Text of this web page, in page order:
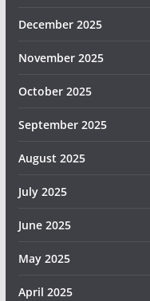
December 2025
November 2025
October 2025
September 2025
August 2025
July 2025
June 2025
May 2025
April 2025